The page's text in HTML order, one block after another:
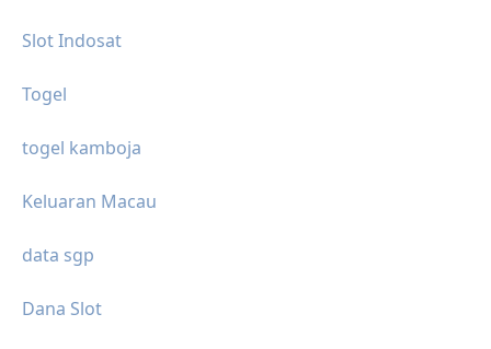
Slot Indosat
Togel
togel kamboja
Keluaran Macau
data sgp
Dana Slot